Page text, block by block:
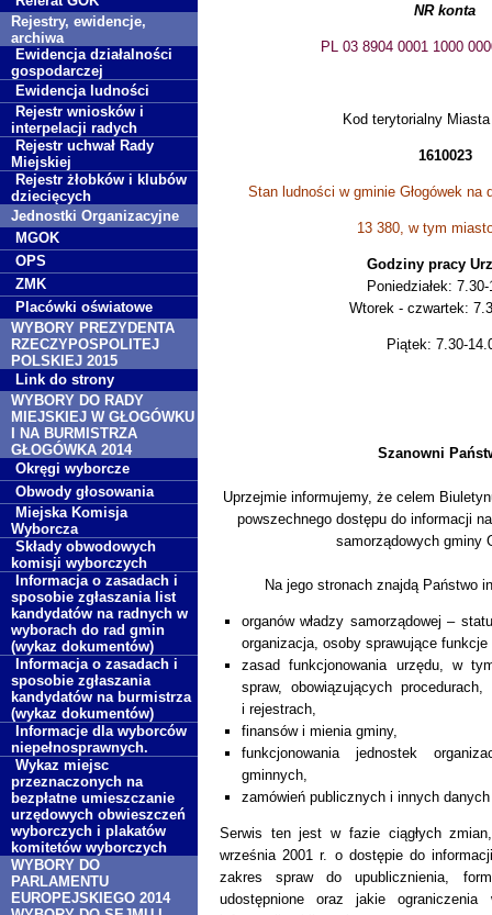
Rejestry, ewidencje,
archiwa
Ewidencja działalności
gospodarczej
Ewidencja ludności
Rejestr wniosków i
interpelacji radych
Rejestr uchwał Rady
Miejskiej
Rejestr żłobków i klubów
dziecięcych
Jednostki Organizacyjne
MGOK
OPS
ZMK
Placówki oświatowe
WYBORY PREZYDENTA
RZECZYPOSPOLITEJ
POLSKIEJ 2015
Link do strony
WYBORY DO RADY
MIEJSKIEJ W GŁOGÓWKU
I NA BURMISTRZA
GŁOGÓWKA 2014
Okręgi wyborcze
Obwody głosowania
Miejska Komisja
Wyborcza
Składy obwodowych
komisji wyborczych
Informacja o zasadach i
sposobie zgłaszania list
kandydatów na radnych w
wyborach do rad gmin
(wykaz dokumentów)
Informacja o zasadach i
sposobie zgłaszania
kandydatów na burmistrza
(wykaz dokumentów)
Informacje dla wyborców
niepełnosprawnych.
Wykaz miejsc
przeznaczonych na
bezpłatne umieszczanie
urzędowych obwieszczeń
wyborczych i plakatów
komitetów wyborczych
WYBORY DO
PARLAMENTU
EUROPEJSKIEGO 2014
NR konta
PL 03 8904 0001 1000
Kod terytorialny
1610023
Stan ludności w gminie Głogówek na
13 380, w tym
Godziny pracy
Poniedziałek:
Wtorek - czwartek:
Piątek: 7.30-
Szanowni
Uprzejmie informujemy, że celem
powszechnego dostępu do informacji
samorządowych gminy
Na jego stronach znajdą Państwo
organów władzy samorządowej –
organizacja, osoby sprawujące
zasad funkcjonowania urzędu, w
spraw, obowiązujących procedurach,
i rejestrach,
finansów i mienia gminy,
funkcjonowania jednostek
gminnych,
zamówień publicznych i innych
Serwis ten jest w fazie ciągłych
września 2001 r. o dostępie do
zakres spraw do upublicznienia,
udostępnione oraz jakie